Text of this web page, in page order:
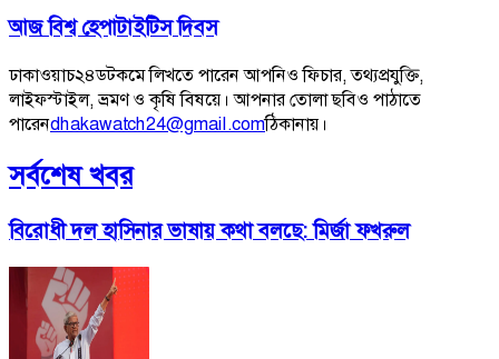
আজ বিশ্ব হেপাটাইটিস দিবস
ঢাকাওয়াচ২৪ডটকমে লিখতে পারেন আপনিও ফিচার, তথ্যপ্রযুক্তি,
লাইফস্টাইল, ভ্রমণ ও কৃষি বিষয়ে। আপনার তোলা ছবিও পাঠাতে
পারেনdhakawatch24@gmail.comঠিকানায়।
সর্বশেষ খবর
বিরোধী দল হাসিনার ভাষায় কথা বলছে: মির্জা ফখরুল